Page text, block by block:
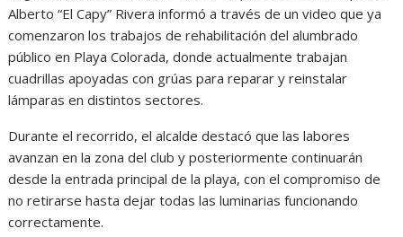
Alberto “El Capy” Rivera informó a través de un video que ya
comenzaron los trabajos de rehabilitación del alumbrado
público en Playa Colorada, donde actualmente trabajan
cuadrillas apoyadas con grúas para reparar y reinstalar
lámparas en distintos sectores.
Durante el recorrido, el alcalde destacó que las labores
avanzan en la zona del club y posteriormente continuarán
desde la entrada principal de la playa, con el compromiso de
no retirarse hasta dejar todas las luminarias funcionando
correctamente.